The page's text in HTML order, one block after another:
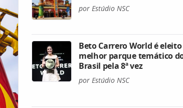
por Estúdio NSC
Beto Carrero World é
melhor parque temático
Brasil pela 8ª vez
por Estúdio NSC